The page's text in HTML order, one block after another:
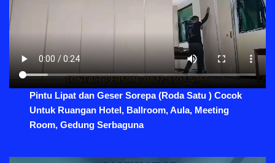
Pintu Lipat dan Geser Sorepa (Roda Satu ) Cocok
Untuk Ruangan Hotel, Ballroom, Aula, Meeting
Room, Gedung Serbaguna